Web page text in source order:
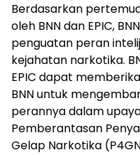
Berdasarkan
oleh BNN dan EPIC,
penguatan peran
kejahatan narkotika.
EPIC dapat
BNN untuk
perannya dalam
Pemberantasan
Gelap Narkotika